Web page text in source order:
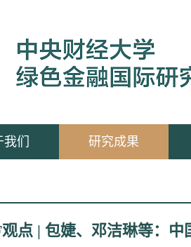
们 研究成果
点 | 包婕、邓洁琳等：中